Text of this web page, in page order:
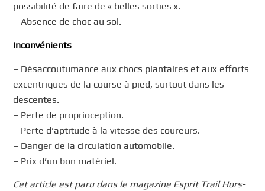
possibilité de faire de « belles sorties ».
– Absence de choc au sol.
Inconvénients
– Désaccoutumance aux chocs plantaires et aux efforts
excentriques de la course à pied, surtout dans les
descentes.
– Perte de proprioception.
– Perte d’aptitude à la vitesse des coureurs.
– Danger de la circulation automobile.
– Prix d’un bon matériel.
Cet article est paru dans le magazine Esprit Trail Hors-